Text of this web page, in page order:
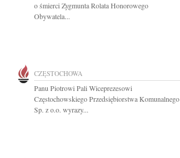
o śmierci Zygmunta Rolata Honorowego
Obywatela...
CZĘSTOCHOWA
Panu Piotrowi Pali Wiceprezesowi
Częstochowskiego Przedsiębiorstwa Komunalnego
Sp. z o.o. wyrazy...